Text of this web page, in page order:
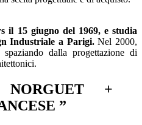
il 15 giugno del 1969, e studia
Industriale a Parigi.Nel 2000,
dalla progettazione di
+
”